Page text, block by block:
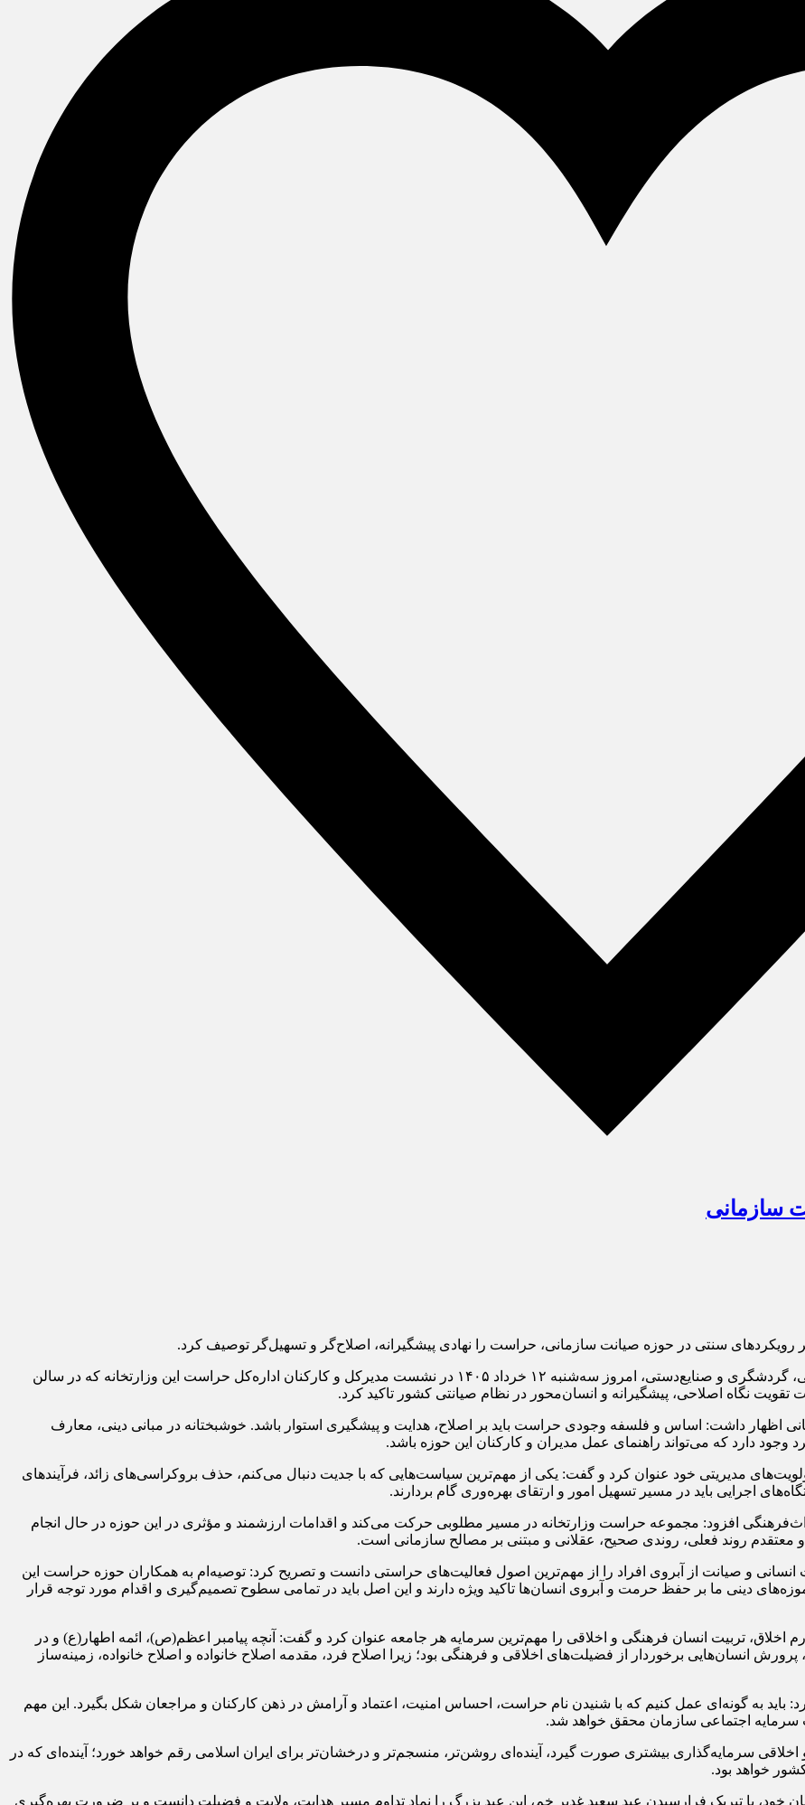
سازمانی
رویکردهای سنتی در حوزه صیانت سازمانی، حراست را نهادی پیشگیرانه، اصلاح‌گر و تسهیل‌گر توصیف کرد.
به گزارش خبرگزاری مهر، سیدرضا صالحی‌امیری، وزیر میراث‌فرهنگی، گردشگری و صنایع‌دستی، امروز سه‌شنبه ۱۲ خرداد ۱۴۰۵ در نشست مدیرکل و کارکنان اداره‌کل حراست این وزارتخانه که در سالن
نگاه اصلاحی، پیشگیرانه و انسان‌محور در نظام صیانتی کشور تاکید کرد.
اظهار داشت: اساس و فلسفه وجودی حراست باید بر اصلاح، هدایت و پیشگیری استوار باشد. خوشبختانه در مبانی دینی، معارف
دارد که می‌تواند راهنمای عمل مدیران و کارکنان این حوزه باشد.
مدیریتی خود عنوان کرد و گفت: یکی از مهم‌ترین سیاست‌هایی که با جدیت دنبال می‌کنم، حذف بروکراسی‌های زائد، فرآیندهای
اجرایی باید در مسیر تسهیل امور و ارتقای بهره‌وری گام بردارند.
افزود: مجموعه حراست وزارتخانه در مسیر مطلوبی حرکت می‌کند و اقدامات ارزشمند و مؤثری در این حوزه در حال انجام
و معتقدم روند فعلی، روندی صحیح، عقلانی و مبتنی بر مصالح سازمانی است.
و صیانت از آبروی افراد را از مهم‌ترین اصول فعالیت‌های حراستی دانست و تصریح کرد: توصیه‌ام به همکاران حوزه حراست این
دینی ما بر حفظ حرمت و آبروی انسان‌ها تاکید ویژه دارند و این اصل باید در تمامی سطوح تصمیم‌گیری و اقدام مورد توجه قرار
اخلاق، تربیت انسان فرهنگی و اخلاقی را مهم‌ترین سرمایه هر جامعه عنوان کرد و گفت: آنچه پیامبر اعظم(ص)، ائمه اطهار(ع) و در
انسان‌هایی برخوردار از فضیلت‌های اخلاقی و فرهنگی بود؛ زیرا اصلاح فرد، مقدمه اصلاح خانواده و اصلاح خانواده، زمینه‌ساز
به گونه‌ای عمل کنیم که با شنیدن نام حراست، احساس امنیت، اعتماد و آرامش در ذهن کارکنان و مراجعان شکل بگیرد. این مهم
سرمایه اجتماعی سازمان محقق خواهد شد.
سرمایه‌گذاری بیشتری صورت گیرد، آینده‌ای روشن‌تر، منسجم‌تر و درخشان‌تر برای ایران اسلامی رقم خواهد خورد؛ آینده‌ای که در
خواهد بود.
با تبریک فرارسیدن عید سعید غدیر خم، این عید بزرگ را نماد تداوم مسیر هدایت، ولایت و فضیلت دانست و بر ضرورت بهره‌گیری